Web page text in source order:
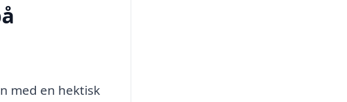
med en hektisk